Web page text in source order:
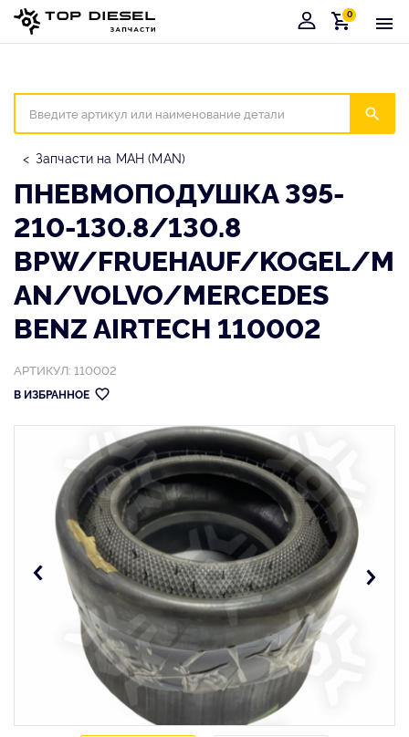
Корзина
0
Запчасти на МАН (MAN)
ПНЕВМОПОДУШКА 395-
210-130.8/130.8
BPW/FRUEHAUF/KOGEL/M
AN/VOLVO/MERCEDES
BENZ AIRTECH 110002
АРТИКУЛ: 110002
В ИЗБРАННОЕ